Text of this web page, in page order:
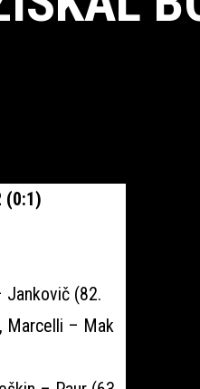
(0:1)
Jankovič (82.
Marcelli – Mak